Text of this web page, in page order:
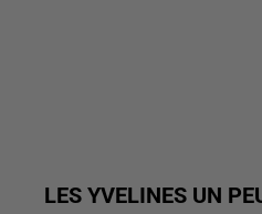
LES YVELINES UN